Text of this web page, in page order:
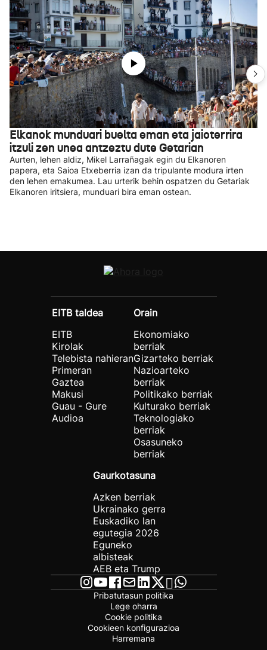
Elkanok munduari buelta eman eta jaioterrira
itzuli zen unea antzeztu dute Getarian
Aurten, lehen aldiz, Mikel Larrañagak egin du Elkanoren
papera, eta Saioa Etxeberria izan da tripulante modura irten
den lehen emakumea. Lau urterik behin ospatzen du Getariak
Elkanoren iritsiera, munduari bira eman ostean.
EITB taldea
EITB
Kirolak
Telebista nahieran
Primeran
Gaztea
Makusi
Guau - Gure
Audioa
Orain
Ekonomiako
berriak
Gizarteko berriak
Nazioarteko
berriak
Politikako berriak
Kulturako berriak
Teknologiako
berriak
Osasuneko
berriak
Gaurkotasuna
Azken berriak
Ukrainako gerra
Euskadiko lan
egutegia 2026
Eguneko
albisteak
AEB eta Trump
Pribatutasun politika
Lege oharra
Cookie politika
Cookieen konfigurazioa
Harremana